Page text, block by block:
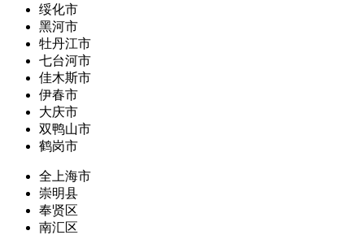
绥化市
黑河市
牡丹江市
七台河市
佳木斯市
伊春市
大庆市
双鸭山市
鹤岗市
全上海市
崇明县
奉贤区
南汇区